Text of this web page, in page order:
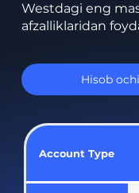
Westdagi eng
afzalliklaridan
Hisob
Account Type